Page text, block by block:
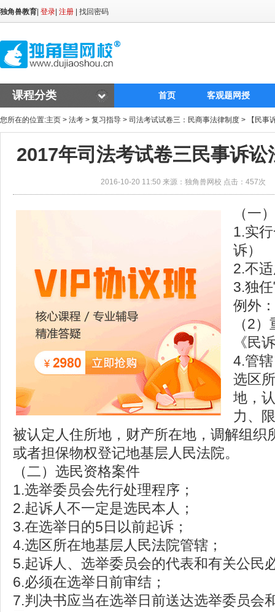
独角兽教育 登录 注册 找回密码
首页 客观题网授
课程分类
您所在的位置:主页 > 法考 > 复习指导 > 司法考试试卷三：民商事法律制度 > 【民事
2017年司法考试卷三民事诉
2016-10-20 11:50 来源：独角兽网校 点击： 457次
（一
1.实
诉）
2.不
3.独
例外
（2
《民
4.管
选区
地，
力、
被认定人住所地，财产所在地，调解组织
或者担保物权登记地基层人民法院。
（二）选民资格案件
1.选举委员会先行处理程序；
2.起诉人不一定是选民本人；
3.在选举日的5日以前起诉；
4.选区所在地基层人民法院管辖；
5.起诉人、选举委员会的代表和有关公民
6.必须在选举日前审结；
7.判决书应当在选举日前送达选举委员会